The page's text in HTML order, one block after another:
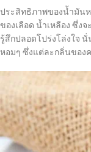
ประสิทธิภาพของน้ำมันห
ของเลือด น้ำเหลือง ซึ่ง
รู้สึกปลอดโปร่งโล่งใจ
หอมๆ ซึ่งแต่ละกลิ่นของ